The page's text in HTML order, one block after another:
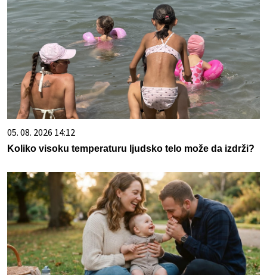
05. 08. 2026 14:12
Koliko visoku temperaturu ljudsko telo može da izdrži?